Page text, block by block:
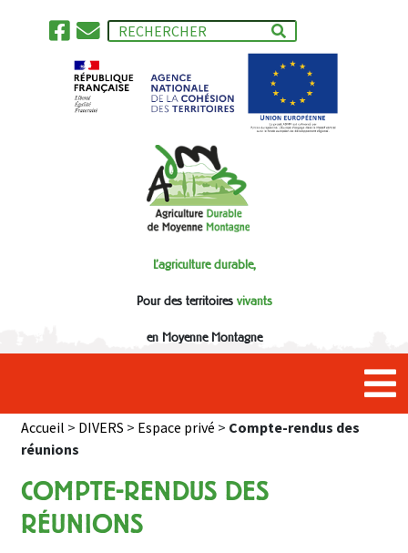
L'agriculture durable,
Pour des territoires vivants
en Moyenne Montagne
Accueil > DIVERS > Espace privé > Compte-rendus des
réunions
COMPTE-RENDUS DES
RÉUNIONS